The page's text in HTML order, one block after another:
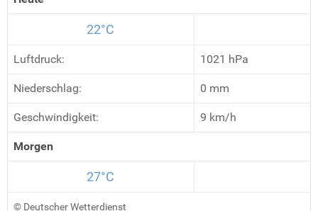
22°C
Luftdruck: 1021 hPa
Niederschlag: 0 mm
Geschwindigkeit: 9 km/h
Morgen
27°C
© Deutscher Wetterdienst